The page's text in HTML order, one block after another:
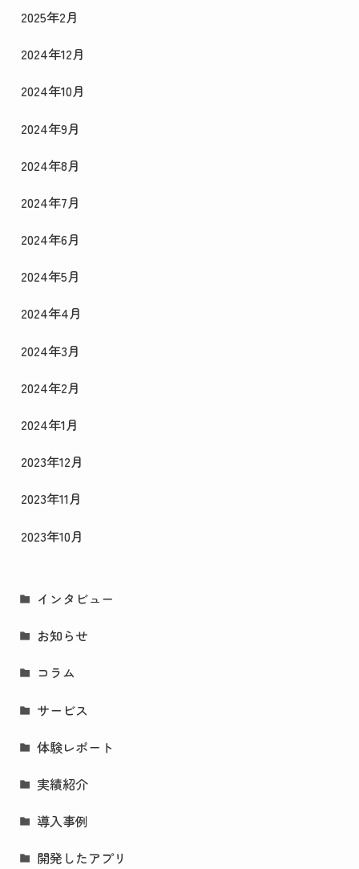
2025年2月
2024年12月
2024年10月
2024年9月
2024年8月
2024年7月
2024年6月
2024年5月
2024年4月
2024年3月
2024年2月
2024年1月
2023年12月
2023年11月
2023年10月
インタビュー
お知らせ
コラム
サービス
体験レポート
実績紹介
導入事例
開発したアプリ